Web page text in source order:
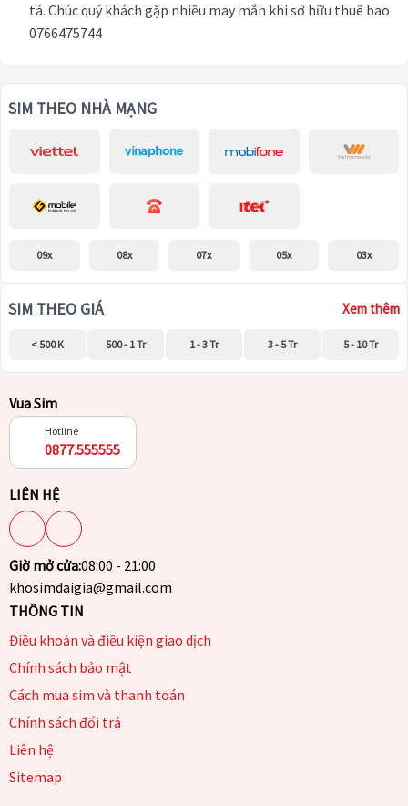
tá. Chúc quý khách gặp nhiều may mắn khi sở hữu thuê bao
0766475744
SIM THEO NHÀ MẠNG
09x 08x 07x 05x 03x
SIM THEO GIÁ Xem thêm
< 500 K 500 - 1 Tr 1 - 3 Tr 3 - 5 Tr 5 - 10 Tr
Vua Sim
Hotline
0877.555555
LIÊN HỆ
Giờ mở cửa:08:00 - 21:00
khosimdaigia@gmail.com
THÔNG TIN
Điều khoản và điều kiện giao dịch
Chính sách bảo mật
Cách mua sim và thanh toán
Chính sách đổi trả
Liên hệ
Sitemap